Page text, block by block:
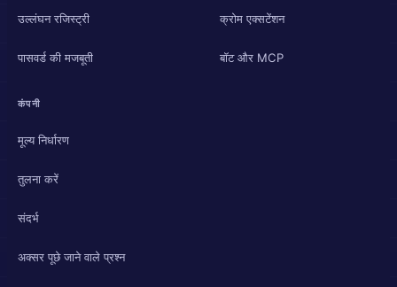
उल्लंघन रजिस्ट्री
पासवर्ड की मजबूती
क्रोम एक्सटेंशन
बॉट और MCP
कंपनी
मूल्य निर्धारण
तुलना करें
संदर्भ
अक्सर पूछे जाने वाले प्रश्न